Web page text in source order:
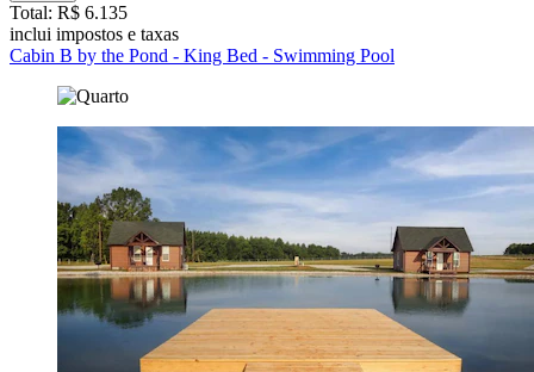
Total: R$ 6.135
inclui impostos e taxas
Cabin B by the Pond - King Bed - Swimming Pool